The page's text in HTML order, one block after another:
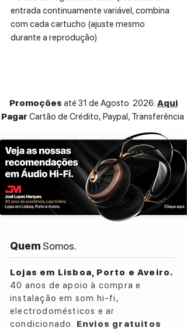
entrada continuamente variável, combina
com cada cartucho (ajuste mesmo
durante a reprodução)
Promoções até 31 de Agosto 2026: Aqui
Pagar Cartão de Crédito, Paypal, Transferência
QuemSomos.
Lojas em Lisboa, Porto e Aveiro.
40 anos de apoio à compra e
instalação em som hi-fi,
electrodomésticos e ar
condicionado. Envios gratuitos